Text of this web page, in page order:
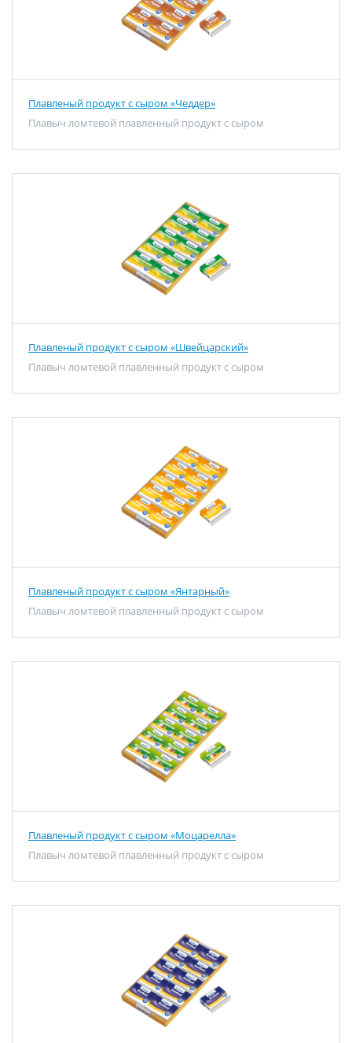
Плавленый продукт с сыром «Чеддер»
Плавыч ломтевой плавленный продукт с сыром
Плавленый продукт с сыром «Швейцарский»
Плавыч ломтевой плавленный продукт с сыром
Плавленый продукт с сыром «Янтарный»
Плавыч ломтевой плавленный продукт с сыром
Плавленый продукт с сыром «Моцарелла»
Плавыч ломтевой плавленный продукт с сыром